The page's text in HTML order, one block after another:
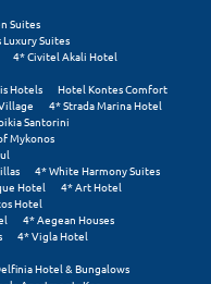
Suites
Suites
4* Civitel Akali Hotel
Hotels
Hotel Kontes Comfort
4* Strada Marina Hotel
Santorini
Mykonos
4* White Harmony Suites
Hotel
4* Art Hotel
Hotel
4* Aegean Houses
4* Vigla Hotel
Hotel & Bungalows